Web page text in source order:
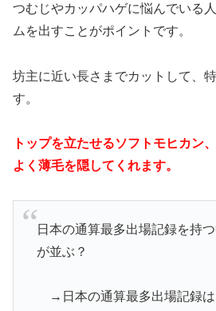
つむじやカッパハゲに悩んでいる
ムを出すことがポイントです。
坊主に近い長さまでカットして、
す。
トップを立たせるソフトモヒカン
よく薄毛を隠してくれます。
日本の通算最多出場記録を持
が並ぶ？
→日本の通算最多出場記録は